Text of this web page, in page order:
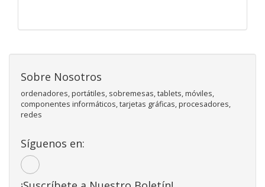
Sobre Nosotros
ordenadores, portátiles, sobremesas, tablets, móviles,
componentes informáticos, tarjetas gráficas, procesadores,
redes
Síguenos en: